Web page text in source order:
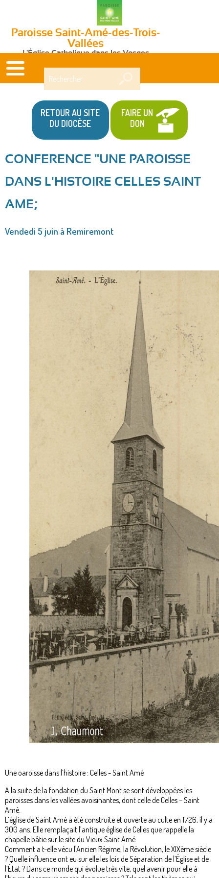
Paroisse Saint-Amé-des-Trois-
Vallées
L'Église Catholique dans les Vosges
RETOUR AU SITE
DU DIOCÈSE
FAIRE UN
DON
êtes
ici
CONFERENCE "UNE PAROISSE
DANS L'HISTOIRE CELLES SAINT
AME;
Vendedi 5 juin à Remiremont
Une oaroisse dans l’histoire : Celles - Saint Amé
A la suite de la fondation du Saint Mont se sont développées les
paroisses dans les vallées avoisinantes, dont celle de Celles – Saint
Amé.
L’église de Saint Amé a été construite et ouverte au culte en 1726, il y a
300 ans. Elle remplaçait l’antique église de Celles que rappelle la
chapelle bâtie sur le site du Vieux Saint Amé
Comment a t-elle vécu l’Ancien Régime, la Révolution, le XIXème siècle
? Quelle influence ont eu sur elle les lois de Séparation de l’Église et de
l’État ? Dans ce monde qui évolue très vite, quel avenir pour elle à